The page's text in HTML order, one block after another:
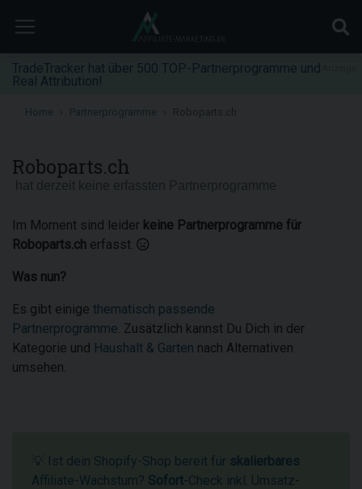
TradeTracker hat über 500 TOP-Partnerprogramme und
Real Attribution!
Home Partnerprogramme
Roboparts.ch
Im Moment sind leider keine Partnerprogramme für
Roboparts.ch erfasst.
Was nun?
Es gibt einige thematisch passende
Partnerprogramme. Zusätzlich kannst Du Dich in der
Kategorie und Haushalt & Garten nach Alternativen
umsehen.
💡 Ist dein Shopify-Shop bereit für skalierbares
Affiliate-Wachstum? Sofort-Check inkl. Umsatz-